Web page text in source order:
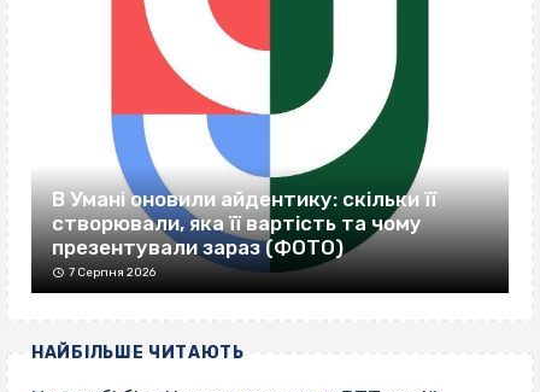
В Умані оновили айдентику: скільки її
створювали, яка її вартість та чому
презентували зараз (ФОТО)
7 Серпня 2026
НАЙБІЛЬШЕ ЧИТАЮТЬ